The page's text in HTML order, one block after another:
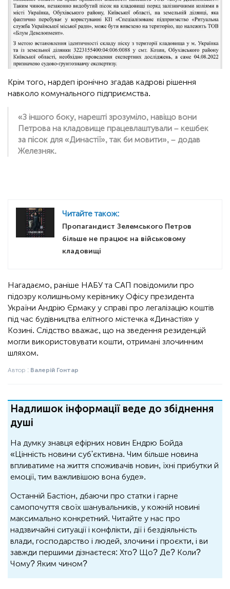
Крім того, нардеп іронічно згадав кадрові рішення
навколо комунального підприємства.
«З іншого боку, нарешті зрозуміло, навіщо вони
Петрова на кладовище працевлаштували – кешбек
за пісок для «Династії», так би мовити», – додав
Железняк.
Читайте також:
Пропагандист Зелемського Петров
більше не працює на військовому
кладовищі
Нагадаємо, раніше НАБУ та САП повідомили про
підозру колишньому керівнику Офісу президента
України Андрію Єрмаку у справі про легалізацію коштів
під час будівництва елітного містечка «Династія» у
Козині. Слідство вважає, що на зведення резиденцій
могли використовувати кошти, отримані злочинним
шляхом.
Автор : Валерій Гонтар
Надлишок інформації веде до збіднення
душі
На думку знавця ефірних новин Ендрю Бойда
«Цінність новини суб'єктивна. Чим більше новина
впливатиме на життя споживачів новин, їхні прибутки й
емоції, тим важливішою вона буде».
Останній Бастіон, дбаючи про статки і гарне
самопочуття своїх шанувальників, у кожній новині
максимально конкретний. Читайте у нас про
надзвичайні ситуації і конфлікти, дії і бездіяльність
влади, господарство і людей, злочини і проєкти, і ви
завжди першими дізнаєтеся: Хто? Що? Де? Коли?
Чому? Яким чином?